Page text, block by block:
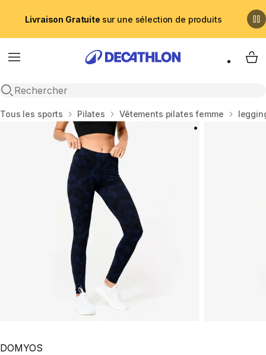
Livraison Gratuite sur une sélection de produits
Menu
Recherche ouverte
My
Accueil
Tous les sports Pilates Vêtements pilates femme
DOMYOS